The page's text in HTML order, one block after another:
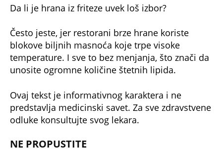
Da li je hrana iz friteze uvek loš izbor?
Često jeste, jer restorani brze hrane koriste
blokove biljnih masnoća koje trpe visoke
temperature. I sve to bez menjanja, što znači da
unosite ogromne količine štetnih lipida.
Ovaj tekst je informativnog karaktera i ne
predstavlja medicinski savet. Za sve zdravstvene
odluke konsultujte svog lekara.
NE PROPUSTITE